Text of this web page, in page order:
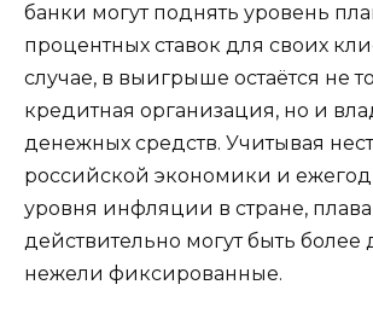
банки могут поднять уровень
процентных ставок для своих
случае, в выигрыше остаётся не
кредитная организация, но и
денежных средств. Учитывая
российской экономики и
уровня инфляции в стране,
действительно могут быть
нежели фиксированные.